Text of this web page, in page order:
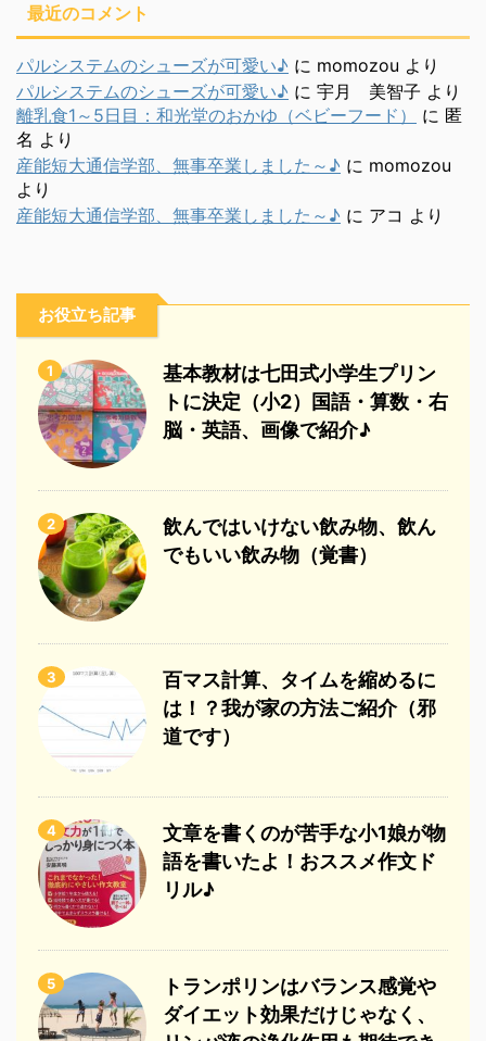
最近のコメント
パルシステムのシューズが可愛い♪ に momozou より
パルシステムのシューズが可愛い♪ に 宇月 美智子 より
離乳食1～5日目：和光堂のおかゆ（ベビーフード）
に 匿
名 より
産能短大通信学部、無事卒業しました～♪ に momozou
より
産能短大通信学部、無事卒業しました～♪ に アコ より
お役立ち記事
1
基本教材は七田式小学生プリン
トに決定（小2）国語・算数・右
脳・英語、画像で紹介♪
2
飲んではいけない飲み物、飲ん
でもいい飲み物（覚書）
3
百マス計算、タイムを縮めるに
は！？我が家の方法ご紹介（邪
道です）
4
文章を書くのが苦手な小1娘が物
語を書いたよ！おススメ作文ド
リル♪
5
トランポリンはバランス感覚や
ダイエット効果だけじゃなく、